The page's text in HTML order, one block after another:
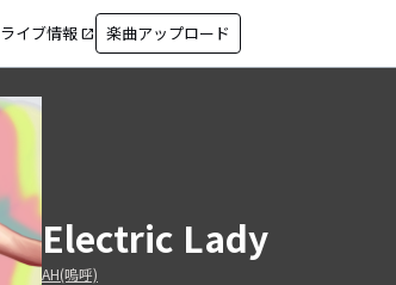
ライブ情報 open_in_new 楽曲アップロード
Electric Lady
AH(嗚呼)